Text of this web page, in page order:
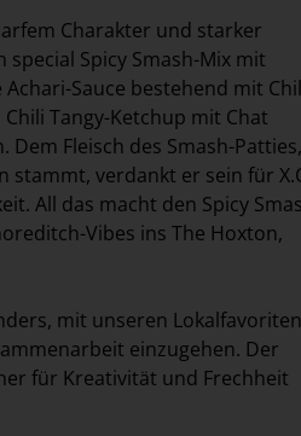
Charakter und starker
Spicy Smash-Mix mit
Sauce bestehend mit
Tangy-Ketchup mit Chat
Fleisch des Smash-Patties,
verdankt er sein für
All das macht den Spicy
Vibes ins The Hoxton,
mit unseren Lokalfavoriten
einzugehen. Der
für Kreativität und Frechheit